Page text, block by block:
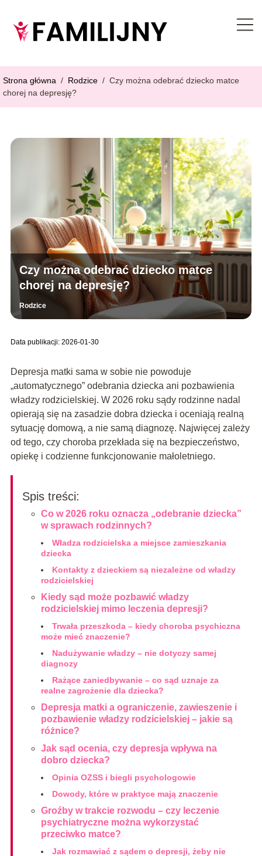
Strona główna / Rodzice / Czy można odebrać dziecko matce
chorej na depresję?
Czy można odebrać dziecko matce
chorej na depresję?
Rodzice
Data publikacji: 2026-01-30
Depresja matki sama w sobie nie powoduje
„automatycznego” odebrania dziecka ani pozbawienia
władzy rodzicielskiej. W 2026 roku sądy rodzinne nadal
opierają się na zasadzie dobra dziecka i oceniają realną
sytuację domową, a nie samą diagnozę. Najwięcej zależy
od tego, czy choroba przekłada się na bezpieczeństwo,
opiekę i codzienne funkcjonowanie małoletniego.
Spis treści:
Co w 2026 roku oznacza „odebranie dziecka”
w sprawach rodzinnych?
Władza rodzicielska a miejsce zamieszkania
dziecka
Kontakty z dzieckiem są niezależne od władzy
rodzicielskiej
Kiedy sąd może pozbawić władzy
rodzicielskiej mimo leczenia depresji?
Trwała przeszkoda – kiedy choroba psychiczna
może mieć znaczenie?
Nadużywanie władzy – nie dotyczy samej
diagnozy
Rażące zaniedbywanie – co sąd uznaje za
realne zagrożenie dla dziecka?
Depresja matki a ograniczenie, zawieszenie i
pozbawienie władzy rodzicielskiej – jakie są
różnice?
Jak sąd ocenia, czy depresja wpływa na
dobro dziecka?
Opinia OZSS i biegli psychologowie
Dowody, które w praktyce mają znaczenie
Groźby w trakcie rozwodu – czy leczenie
psychiatryczne można wykorzystać
przeciwko matce?
Jak rozmawiać z sądem o depresji, żeby nie